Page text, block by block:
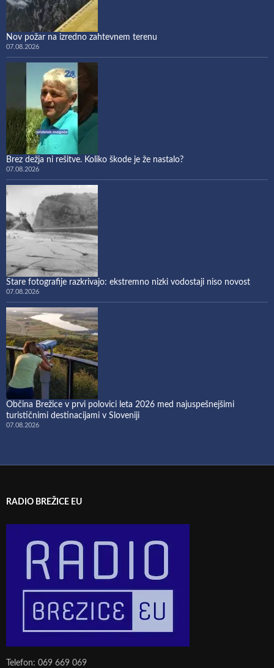
Nov požar na izredno zahtevnem terenu
07.08.2026
Brez dežja ni rešitve. Koliko škode je že nastalo?
07.08.2026
Stare fotografije razkrivajo: ekstremno nizki vodostaji niso novost
07.08.2026
Občina Brežice v prvi polovici leta 2026 med najuspešnejšimi
turističnimi destinacijami v Sloveniji
07.08.2026
RADIO BREŽICE EU
Telefon: 069 669 069